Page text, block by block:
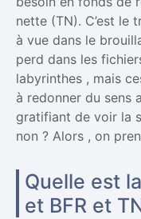
nette (TN). C’est le
à vue dans le
perd dans les
labyrinthes , mais
à redonner du sens
gratifiant de voir la
non ? Alors , on
Quelle est
et BFR et